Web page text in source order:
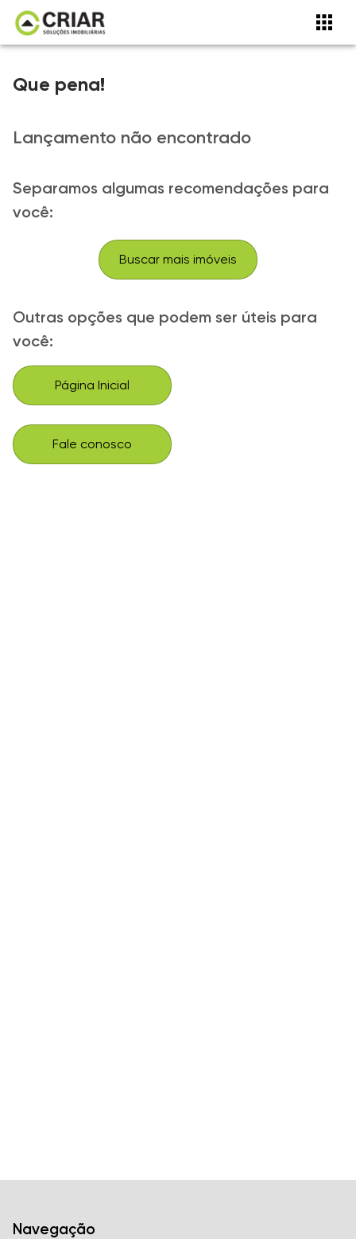
Que pena!
Lançamento não encontrado
Separamos algumas recomendações para
você:
Buscar mais imóveis
Outras opções que podem ser úteis para
você:
Página Inicial
Fale conosco
Navegação